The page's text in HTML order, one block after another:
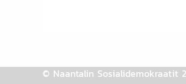
© Naantalin Sosialidemokraatit